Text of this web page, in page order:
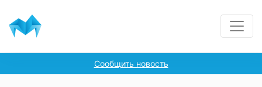
Сообщить новость